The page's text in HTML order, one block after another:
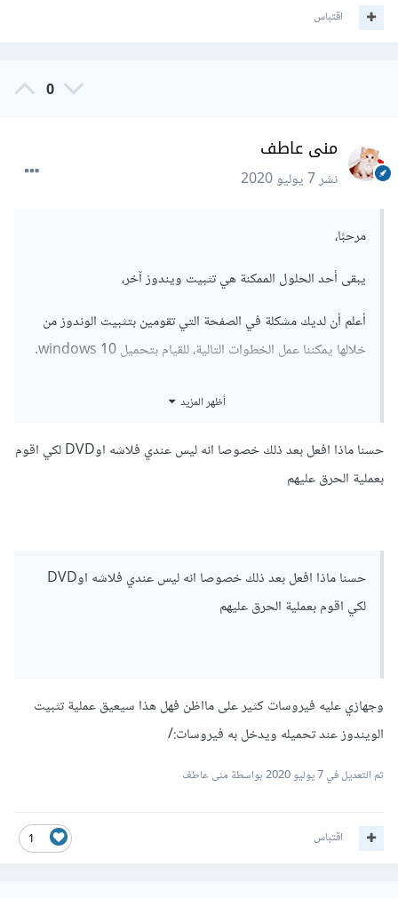
اقتباس
0
منى عاطف
نشر7 يوليو 2020
مرحبًا،
يبقى أحد الحلول الممكنة هي تثبيت ويندوز آخر،
أعلم أن لديك مشكلة في الصفحة التي تقومين بتثبيت الوندوز من
خلالها يمكننا عمل الخطوات التالية، للقيام بتحميل windows 10.
بداية نقوم بالدخول على صفحة تحميل الويندوز 10 من هنا:
بعد ذلك قومي بالضغط على Ctrl + shift + i أو الضغط على الزر
الأيمن من الفأرة ثم إختيار خيار inspect
نضغط على 3 نقاط في الزاوية اليمين.
ثم نختار More Tools وبعدها Network Conditions.
أظهر المزيد
حسنا ماذا افعل بعد ذلك خصوصا انه ليس عندي فلاشه اوDVD لكي اقوم
بعملية الحرق عليهم
حسنا ماذا افعل بعد ذلك خصوصا انه ليس عندي فلاشه اوDVD
لكي اقوم بعملية الحرق عليهم
وجهازي عليه فيروسات كثير على مااظن فهل هذا سيعيق عملية تثبيت
الويندوز عند تحميله ويدخل به فيروسات:/
تم التعديل في7 يوليو 2020 بواسطة منى عاطف
1 اقتباس